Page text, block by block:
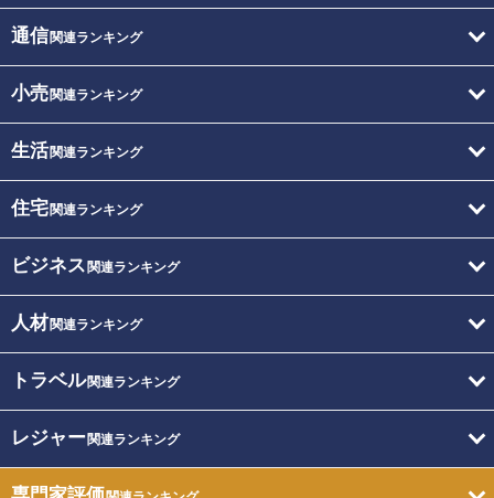
通信関連ランキング
小売関連ランキング
生活関連ランキング
住宅関連ランキング
ビジネス 関連ランキング
人材関連ランキング
トラベル関連ランキング
レジャー関連ランキング